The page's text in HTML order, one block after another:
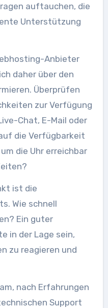
auftauchen, die
Unterstützung
Anbieter
daher über den
Überprüfen
zur Verfügung
Chat, E-Mail oder
die Verfügbarkeit
die Uhr erreichbar
ist die
Wie schnell
Ein guter
in der Lage sein,
zu reagieren und
nach Erfahrungen
Support